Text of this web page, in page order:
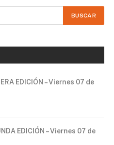
EDICIÓN – Viernes 07 de
EDICIÓN – Viernes 07 de